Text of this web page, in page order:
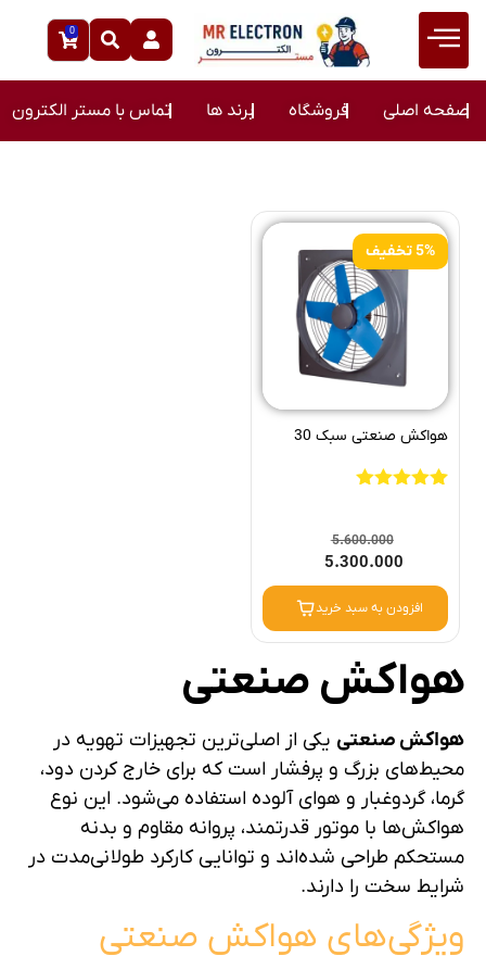
0
صفحه اصلی فروشگاه برند ها تماس با مستر الکترون
5% تخفیف
هواکش صنعتی سبک 30
سانتی دمنده VID-30D4S
5.600.000
5.300.000
افزودن به سبد خرید
هواکش صنعتی
هواکش صنعتی یکی از اصلی‌ترین تجهیزات تهویه در
محیط‌های بزرگ و پرفشار است که برای خارج کردن دود،
گرما، گردوغبار و هوای آلوده استفاده می‌شود. این نوع
هواکش‌ها با موتور قدرتمند، پروانه مقاوم و بدنه
مستحکم طراحی شده‌اند و توانایی کارکرد طولانی‌مدت در
شرایط سخت را دارند.
ویژگی‌های هواکش صنعتی